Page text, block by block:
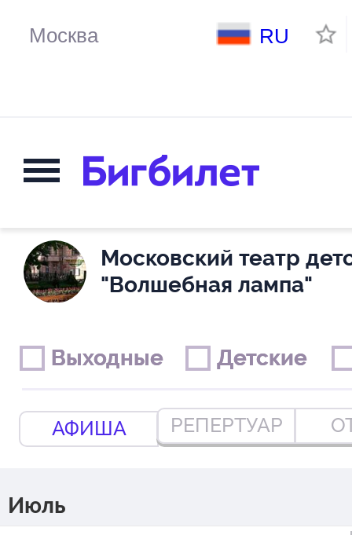
RU
Московский театр
"Волшебная лампа"
АФИША РЕПЕРТУАР
Выходные
Выходные Детские
Детские
Июль